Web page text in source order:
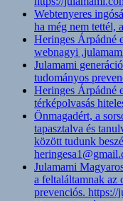
Webtenyeres
ha még nem tettél,
Heringes Árpádné
webnagyi
Julamami
tudományos
Heringes Árpádné
térképolvasás
Önmagadért, a
tapasztalva és
között tudunk
Julamami
a feltaláltamnak az
prevenciós. https://